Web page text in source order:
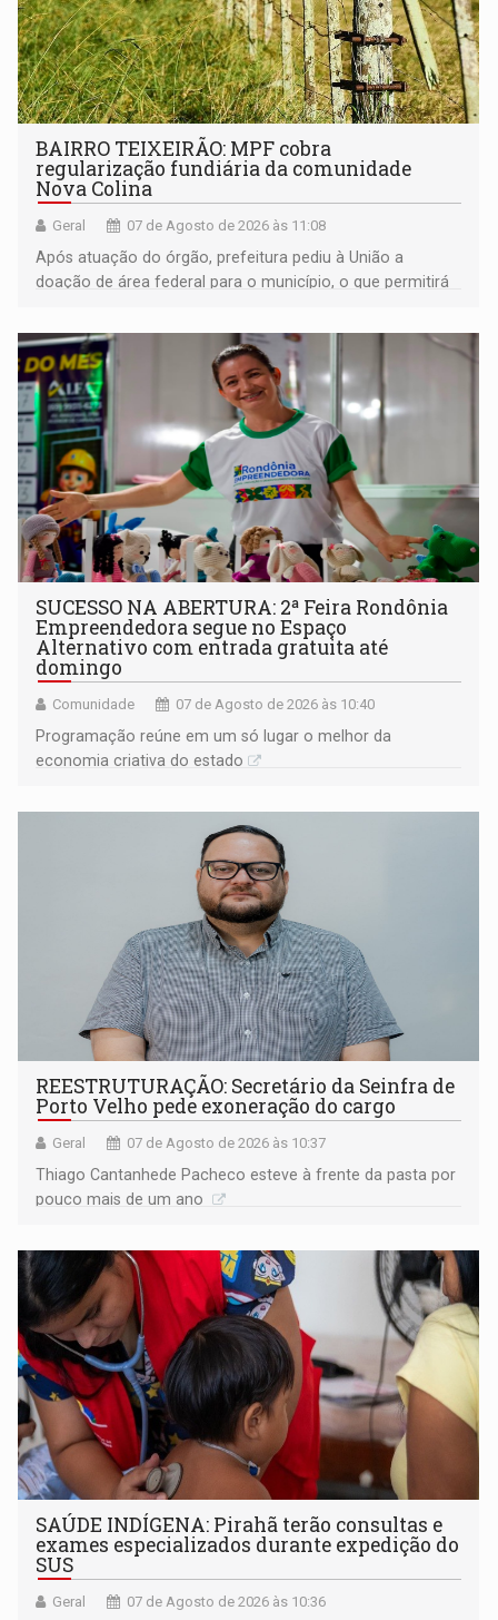
BAIRRO TEIXEIRÃO: MPF cobra
regularização fundiária da comunidade
Nova Colina
Geral 07 de Agosto de 2026 às 11:08
Após atuação do órgão, prefeitura pediu à União a
doação de área federal para o município, o que permitirá
SUCESSO NA ABERTURA: 2ª Feira Rondônia
Empreendedora segue no Espaço
Alternativo com entrada gratuita até
domingo
Comunidade 07 de Agosto de 2026 às 10:40
Programação reúne em um só lugar o melhor da
economia criativa do estado
REESTRUTURAÇÃO: Secretário da Seinfra de
Porto Velho pede exoneração do cargo
Geral 07 de Agosto de 2026 às 10:37
Thiago Cantanhede Pacheco esteve à frente da pasta por
pouco mais de um ano
SAÚDE INDÍGENA: Pirahã terão consultas e
exames especializados durante expedição do
SUS
Geral 07 de Agosto de 2026 às 10:36